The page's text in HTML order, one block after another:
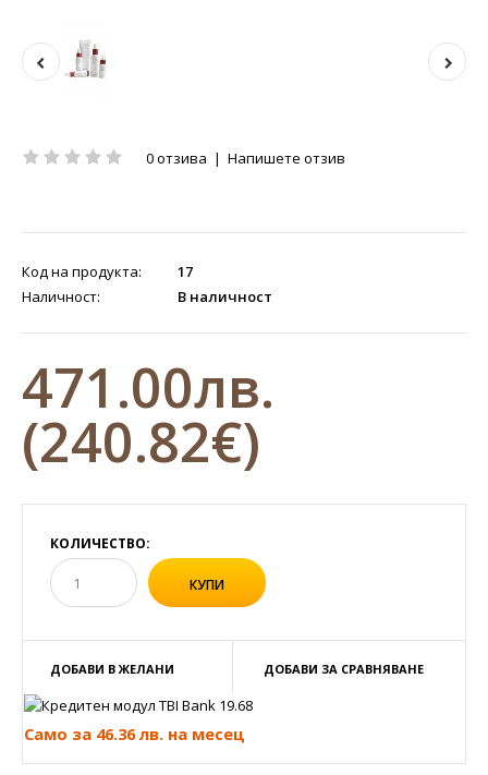
0 отзива | Напишете отзив
Код на продукта:
17
Наличност:
В наличност
471.00лв.
(240.82€)
КОЛИЧЕСТВО:
ДОБАВИ В ЖЕЛАНИ ДОБАВИ ЗА СРАВНЯВАНЕ
Само за 46.36 лв. на месец